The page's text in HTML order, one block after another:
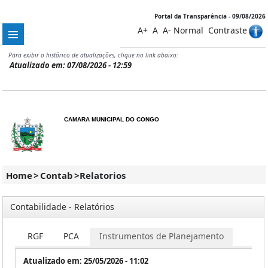
Portal da Transparência - 09/08/2026
A+ A A- Normal Contraste
Para exibir o histórico de atualizações, clique no link abaixo:
Atualizado em: 07/08/2026 - 12:59
CAMARA MUNICIPAL DO CONGO
Home> Contab>Relatorios
Contabilidade - Relatórios
RGF PCA Instrumentos de Planejamento
Atualizado em: 25/05/2026 - 11:02